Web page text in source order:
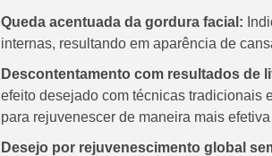
Queda acentuada da gordura facial:
internas, resultando em aparência de
Descontentamento com resultados de
efeito desejado com técnicas tradicionais
para rejuvenescer de maneira mais
Desejo por rejuvenescimento global